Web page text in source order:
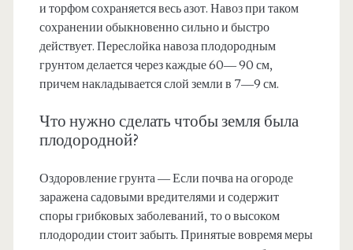
и торфом сохраняется весь азот. Навоз при таком
сохранении обыкновенно сильно и быстро
действует. Переслойка навоза плодородным
грунтом делается через каждые 60— 90 см,
причем накладывается слой земли в 7—9 см.
Что нужно сделать чтобы земля была
плодородной?
Оздоровление грунта — Если почва на огороде
заражена садовыми вредителями и содержит
споры грибковых заболеваний, то о высоком
плодородии стоит забыть. Принятые вовремя меры